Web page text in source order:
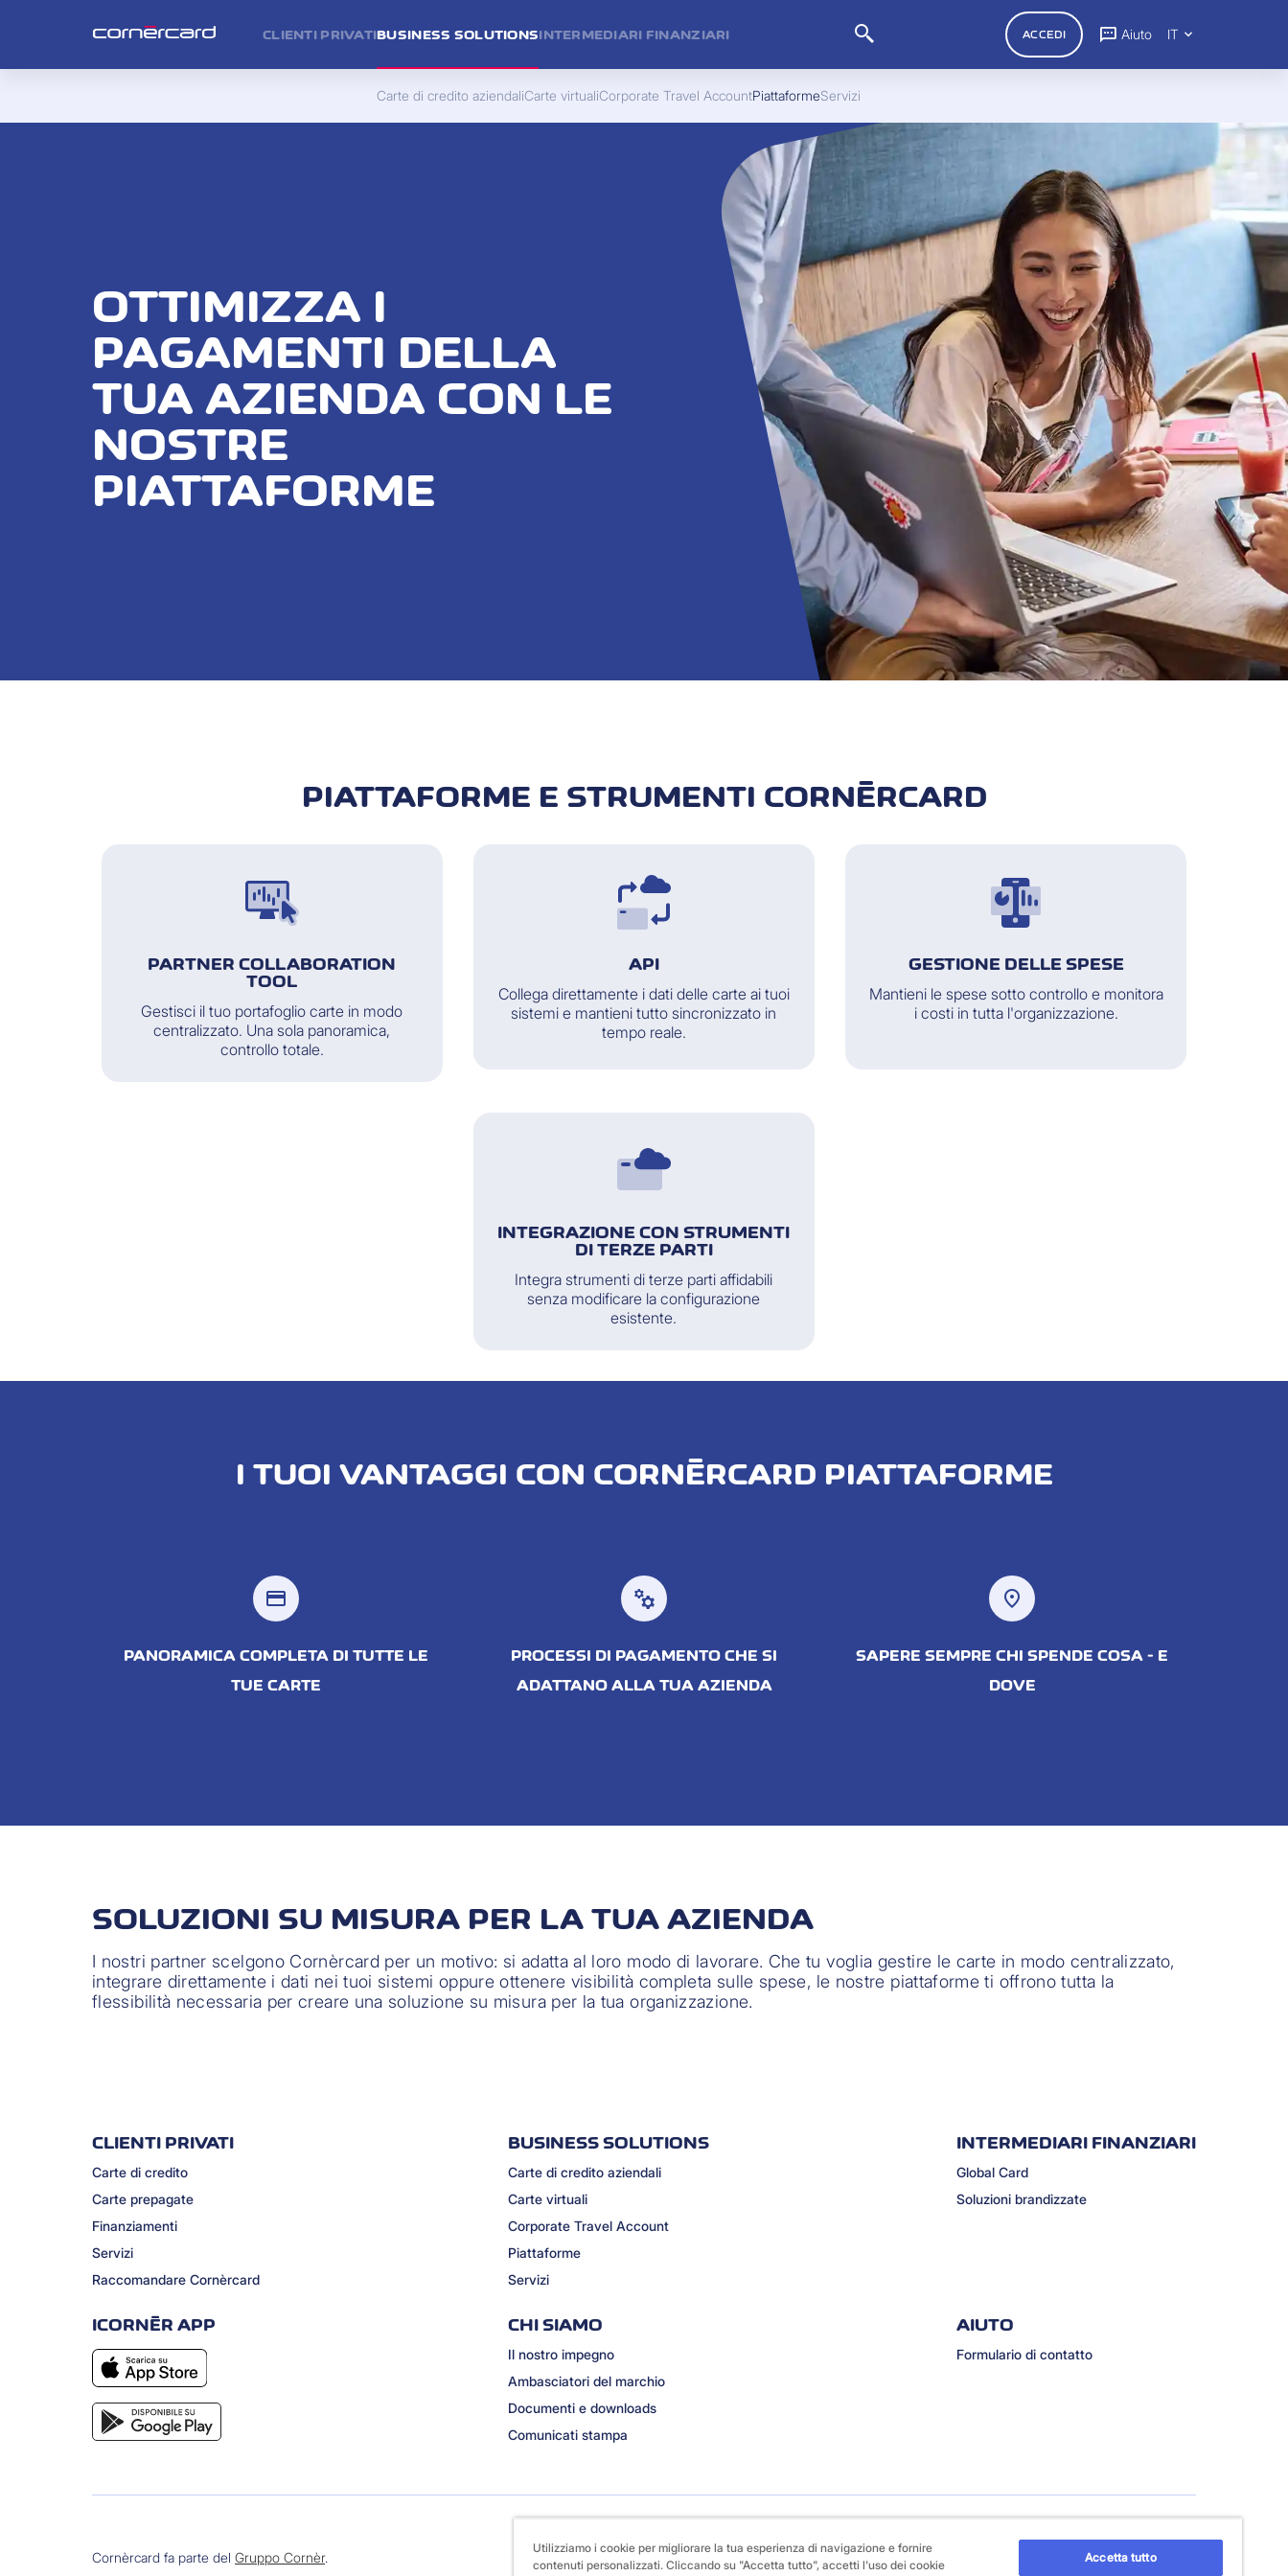
OTTIMIZZA I
PAGAMENTI DELLA
TUA AZIENDA CON LE
NOSTRE
PIATTAFORME
PIATTAFORME E STRUMENTI CORNÈRCARD
PARTNER COLLABORATION
TOOL
Gestisci il tuo portafoglio carte in modo
centralizzato. Una sola panoramica,
controllo totale.
API
Collega direttamente i dati delle carte ai tuoi
sistemi e mantieni tutto sincronizzato in
tempo reale.
GESTIONE DELLE SPESE
Mantieni le spese sotto controllo e monitora
i costi in tutta l'organizzazione.
INTEGRAZIONE CON STRUMENTI
DI TERZE PARTI
Integra strumenti di terze parti affidabili
senza modificare la configurazione
esistente.
I TUOI VANTAGGI CON CORNÈRCARD PIATTAFORME
credit_card
PANORAMICA COMPLETA DI TUTTE LE
TUE CARTE
manufacturing
PROCESSI DI PAGAMENTO CHE SI
ADATTANO ALLA TUA AZIENDA
location_on
SAPERE SEMPRE CHI SPENDE COSA - E
DOVE
SOLUZIONI SU MISURA PER LA TUA AZIENDA
I nostri partner scelgono Cornèrcard per un motivo: si adatta al loro modo di lavorare. Che tu voglia gestire le carte in modo centralizzato,
integrare direttamente i dati nei tuoi sistemi oppure ottenere visibilità completa sulle spese, le nostre piattaforme ti offrono tutta la
flessibilità necessaria per creare una soluzione su misura per la tua organizzazione.
CLIENTI PRIVATI
Carte di credito
Carte prepagate
Finanziamenti
Servizi
Raccomandare Cornèrcard
BUSINESS SOLUTIONS
Carte di credito aziendali
Carte virtuali
Corporate Travel Account
Piattaforme
Servizi
INTERMEDIARI FINANZIARI
Global Card
Soluzioni brandizzate
ICORNÈR APP CHI SIAMO
Il nostro impegno
Ambasciatori del marchio
Documenti e downloads
Comunicati stampa
AIUTO
Formulario di contatto
Cornèrcard fa parte del Gruppo Cornèr.
CLIENTI PRIVATIBUSINESS SOLUTIONS
Carte di credito aziendaliCarte virtualiCorporate Travel AccountPiattaformeServizi
INTERMEDIARI FINANZIARI ACCEDI Aiuto IT
Utilizziamo i cookie per migliorare la tua esperienza di navigazione e fornire
contenuti personalizzati. Cliccando su "Accetta tutto", accetti l'uso dei cookie
Accetta tutto